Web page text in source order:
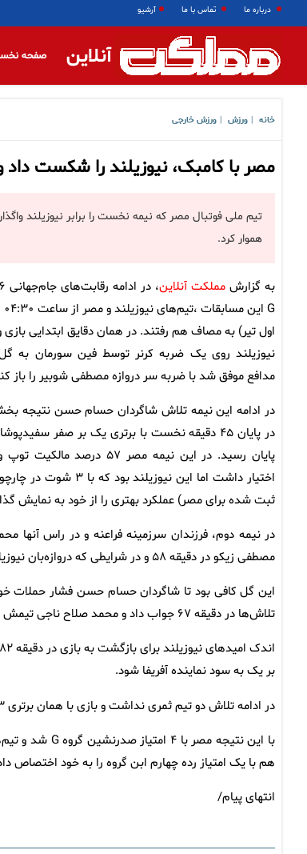
درباره ما تماس با ما آرشیو
آنلاین صفحه
خانه ورزش ورزش خارجی
مصر با کامبک، نیوزیلند را شکست
هموار کرد.
به گزارشمملکت آنلاین
نیوزیلند روی یک ضربه کرنر توسط فین سورمان به
مدافع موفق شد با ضربه سر دروازه مصطفی شوبیر را باز
در ادامه این نیمه تلاش شاگردان حسام حسن نتیجه
در پایان ۴۵ دقیقه نخست با برتری یک بر صفر
پایان رسید. در این نیمه مصر ۵۷ درصد
اختیار داشت اما این نیوزیلند
ثبت شده برای مصر) عملکرد بهتری را از خود به نمایش
در نیمه دوم، فرزندان سرزمینه فراعنه و در راس آنها
مصطفی زیکو در دقیقه ۵۸ و در شرایطی که دروازه‌بان نیوزیلند واکنش خوبی از خود نشان داد به گل تساوی ختم شد تا بازی یک بر یک شود.
این گل کافی بود تا شاگردان حسام حسن فشار حملات
تلاش‌ها در دقیقه ۶۷ جواب داد و محمد صلاح ناجی تیمش و مصر شد تا بازی ۲ بر یک شود.
بر یک به سود نماینده آفریفا شود.
در ادامه تلاش دو تیم ثمری نداشت و بازی با همان برتری ۳ بر یک مصر و کامبک فرزندان سرزمین فراعنه به پایان رسید.
هم با یک امتیاز رده چهارم ابن گروه را به خود اختصاص
انتهای پیام/